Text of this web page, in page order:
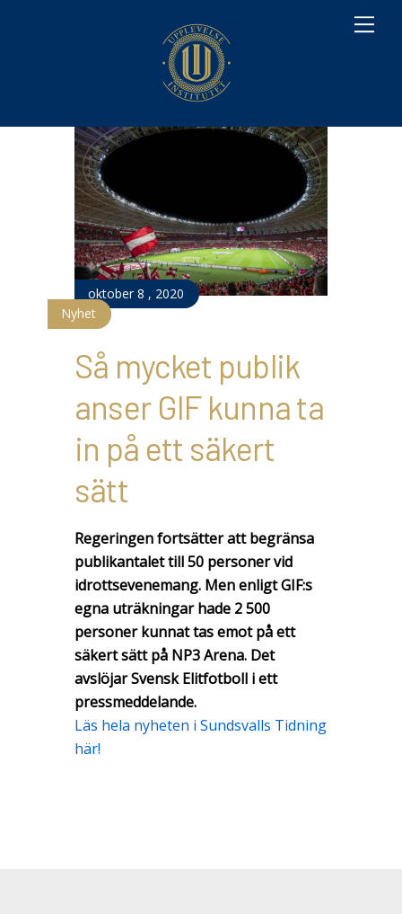
M
e
oktober 8 , 2020
Nyhet
Så mycket publik
anser GIF kunna ta
in på ett säkert
sätt
Regeringen fortsätter att begränsa
publikantalet till 50 personer vid
idrottsevenemang. Men enligt GIF:s
egna uträkningar hade 2 500
personer kunnat tas emot på ett
säkert sätt på NP3 Arena. Det
avslöjar Svensk Elitfotboll i ett
pressmeddelande.
Läs hela nyheten i Sundsvalls Tidning
här!